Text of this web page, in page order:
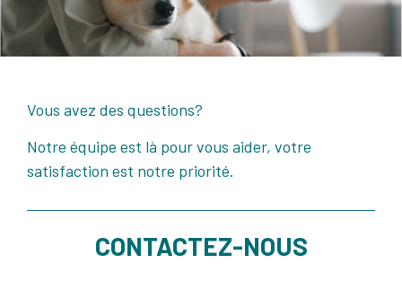
Vous avez des questions?
Notre équipe est là pour vous aider, votre
satisfaction est notre priorité.
CONTACTEZ-NOUS